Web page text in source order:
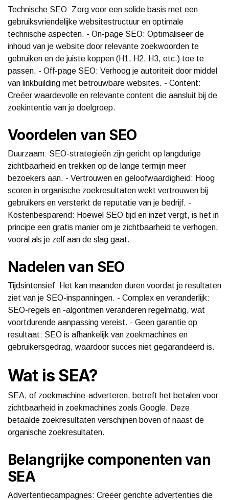
Technische SEO: Zorg voor een solide basis met een
gebruiksvriendelijke websitestructuur en optimale
technische aspecten. - On-page SEO: Optimaliseer de
inhoud van je website door relevante zoekwoorden te
gebruiken en de juiste koppen (H1, H2, H3, etc.) toe te
passen. - Off-page SEO: Verhoog je autoriteit door middel
van linkbuilding met betrouwbare websites. - Content:
Creëer waardevolle en relevante content die aansluit bij de
zoekintentie van je doelgroep.
Voordelen van SEO
Duurzaam: SEO-strategieën zijn gericht op langdurige
zichtbaarheid en trekken op de lange termijn meer
bezoekers aan. - Vertrouwen en geloofwaardigheid: Hoog
scoren in organische zoekresultaten wekt vertrouwen bij
gebruikers en versterkt de reputatie van je bedrijf. -
Kostenbesparend: Hoewel SEO tijd en inzet vergt, is het in
principe een gratis manier om je zichtbaarheid te verhogen,
vooral als je zelf aan de slag gaat.
Nadelen van SEO
Tijdsintensief: Het kan maanden duren voordat je resultaten
ziet van je SEO-inspanningen. - Complex en veranderlijk:
SEO-regels en -algoritmen veranderen regelmatig, wat
voortdurende aanpassing vereist. - Geen garantie op
resultaat: SEO is afhankelijk van zoekmachines en
gebruikersgedrag, waardoor succes niet gegarandeerd is.
Wat is SEA?
SEA, of zoekmachine-adverteren, betreft het betalen voor
zichtbaarheid in zoekmachines zoals Google. Deze
betaalde zoekresultaten verschijnen boven of naast de
organische zoekresultaten.
Belangrijke componenten van
SEA
Advertentiecampagnes: Creëer gerichte advertenties die